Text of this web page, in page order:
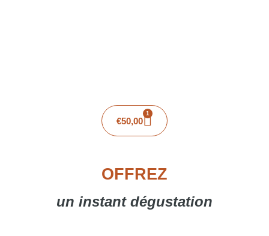
€50,00
1
OFFREZ
un instant dégustation